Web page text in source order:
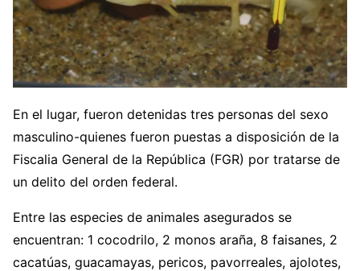
En el lugar, fueron detenidas tres personas del sexo
masculino-quienes fueron puestas a disposición de la
Fiscalia General de la República (FGR) por tratarse de
un delito del orden federal.
Entre las especies de animales asegurados se
encuentran: 1 cocodrilo, 2 monos araña, 8 faisanes, 2
cacatúas, guacamayas, pericos, pavorreales, ajolotes,